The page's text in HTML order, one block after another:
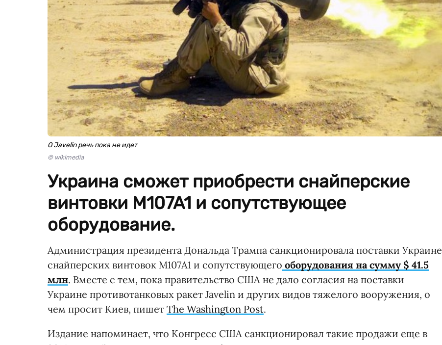
О Javelin речь пока не идет
© wikimedia
Украина сможет приобрести снайперские
винтовки M107A1 и сопутствующее
оборудование.
Администрация президента Дональда Трампа санкционировала поставки Украине
снайперских винтовок M107A1 и сопутствующего оборудования на сумму $ 41.5
млн. Вместе с тем, пока правительство США не дало согласия на поставки
Украине противотанковых ракет Javelin и других видов тяжелого вооружения, о
чем просит Киев, пишет The Washington Post.
Издание напоминает, что Конгресс США санкционировал такие продажи еще в